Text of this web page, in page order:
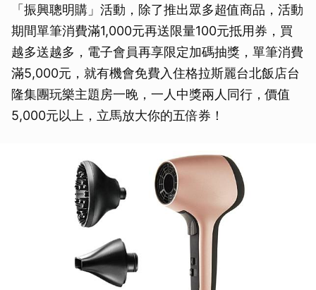
「振興聰明購」活動，除了推出眾多超值商品，活動
期間單筆消費滿1,000元再送限量100元抵用券，買
越多送越多，電子會員再享限定加碼抽獎，單筆消費
滿5,000元，就有機會免費入住格拉斯麗台北飯店台
隆集團玩樂主題房一晚，一人中獎兩人同行，價值
5,000元以上，立馬放大你的五倍券！